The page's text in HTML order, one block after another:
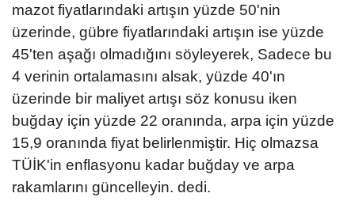
mazot fiyatlarındaki artışın yüzde 50'nin
üzerinde, gübre fiyatlarındaki artışın ise yüzde
45'ten aşağı olmadığını söyleyerek, Sadece bu
4 verinin ortalamasını alsak, yüzde 40'ın
üzerinde bir maliyet artışı söz konusu iken
buğday için yüzde 22 oranında, arpa için yüzde
15,9 oranında fiyat belirlenmiştir. Hiç olmazsa
TÜİK'in enflasyonu kadar buğday ve arpa
rakamlarını güncelleyin. dedi.